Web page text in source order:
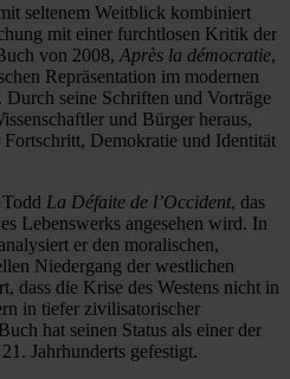
seltenem Weitblick kombiniert
mit einer furchtlosen Kritik der
von 2008, Après la démocratie,
Repräsentation im modernen
seine Schriften und Vorträge
und Bürger heraus,
Demokratie und Identität
La Défaite de l’Occident, das
Lebenswerks angesehen wird. In
er den moralischen,
Niedergang der westlichen
dass die Krise des Westens nicht in
in tiefer zivilisatorischer
hat seinen Status als einer der
Jahrhunderts gefestigt.